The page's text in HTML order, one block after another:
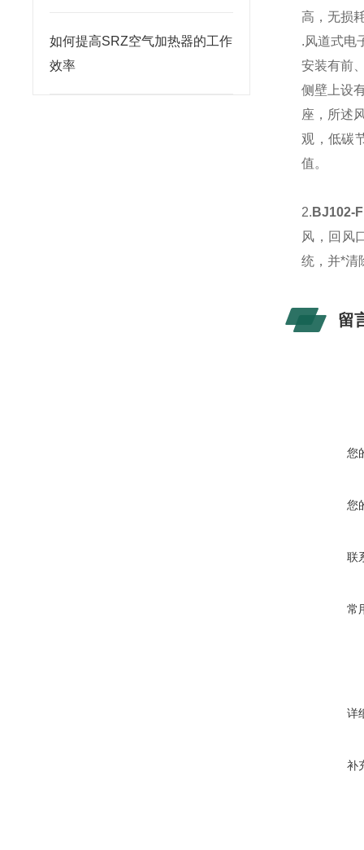
如何提高SRZ空气加热器的工作
效率
高，无损
.风道式电
安装有前
侧壁上设
座，所述
观，低碳
值。
2. BJ102-
风，回风
统，并*清
留
您
您
联
常
详
补